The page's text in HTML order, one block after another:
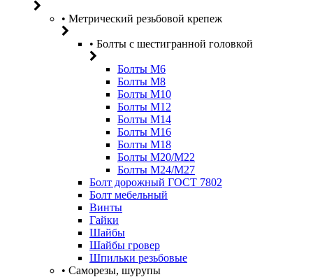
• Метрический резьбовой крепеж
• Болты с шестигранной головкой
Болты М6
Болты М8
Болты М10
Болты М12
Болты М14
Болты М16
Болты М18
Болты М20/M22
Болты М24/М27
Болт дорожный ГОСТ 7802
Болт мебельный
Винты
Гайки
Шайбы
Шайбы гровер
Шпильки резьбовые
• Саморезы, шурупы